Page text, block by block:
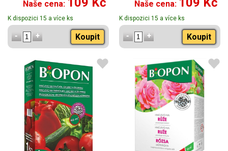
Naše cena:
K dispozici 15 a více ks
Koupit
Naše cena:
K dispozici 15 a více ks
Koupit